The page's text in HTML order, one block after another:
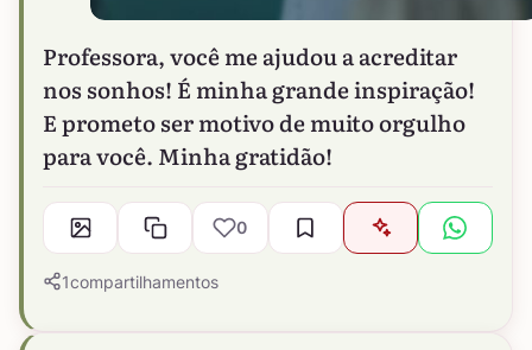
Professora, você me ajudou a acreditar
nos sonhos! É minha grande inspiração!
E prometo ser motivo de muito orgulho
para você. Minha gratidão!
0
1compartilhamentos